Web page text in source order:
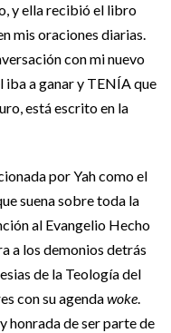
y ella recibió el libro
mis oraciones diarias.
con mi nuevo
iba a ganar y TENÍA que
está escrito en la
por Yah como el
suena sobre toda la
al Evangelio Hecho
a los demonios detrás
de la Teología del
con su agendawoke.
honrada de ser parte de